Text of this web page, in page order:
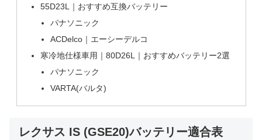
55D23L｜おすすめ互換バッテリー
パナソニック
ACDelco｜エーシーデルコ
寒冷地仕様車用｜80D26L｜おすすめバッテリー2選
パナソニック
VARTA(バルタ)
レクサス IS (GSE20)バッテリー適合表